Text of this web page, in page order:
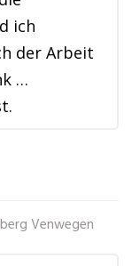
ich
der Arbeit
…
Venwegen